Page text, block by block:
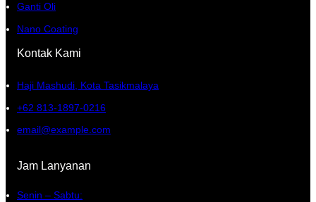
Ganti Oli
Nano Coating
Kontak Kami
Haji Mashudi, Kota Tasikmalaya
+62 813-1897-0216
email@example.com
Jam Lanyanan
Senin – Sabtu: